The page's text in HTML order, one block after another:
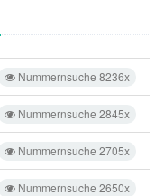
Nummernsuche 8236x
Nummernsuche 2845x
Nummernsuche 2705x
Nummernsuche 2650x